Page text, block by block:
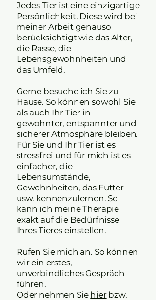
Jedes Tier ist eine einzigartige
Persönlichkeit. Diese wird bei
meiner Arbeit genauso
berücksichtigt wie das Alter,
die Rasse, die
Lebensgewohnheiten und
das Umfeld.
Gerne besuche ich Sie zu
Hause. So können sowohl Sie
als auch Ihr Tier in
gewohnter, entspannter und
sicherer Atmosphäre bleiben.
Für Sie und Ihr Tier ist es
stressfrei und für mich ist es
einfacher, die
Lebensumstände,
Gewohnheiten, das Futter
usw. kennenzulernen. So
kann ich meine Therapie
exakt auf die Bedürfnisse
Ihres Tieres einstellen.
Rufen Sie mich an. So können
wir ein erstes,
unverbindliches Gespräch
führen.
Oder nehmen Sie hierbzw.